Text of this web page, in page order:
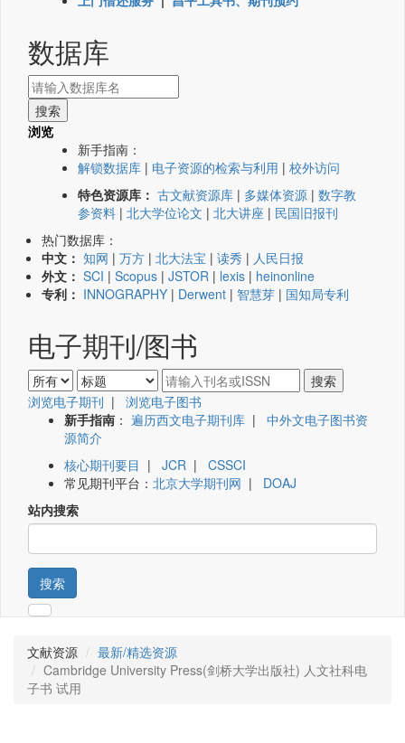
数据库
浏览
新手指南：
解锁数据库 | 电子资源的检索与利用 | 校外访问
特色资源库： 古文献资源库 | 多媒体资源 | 数字教
参资料 | 北大学位论文 | 北大讲座 | 民国旧报刊
热门数据库：
中文： 知网 | 万方 | 北大法宝 | 读秀 | 人民日报
外文： SCI | Scopus | JSTOR | lexis | heinonline
专利： INNOGRAPHY | Derwent | 智慧芽 | 国知局专利
电子期刊/图书
浏览电子期刊 | 浏览电子图书
新手指南 ： 遍历西文电子期刊库 | 中外文电子图书资
源简介
核心期刊要目 | JCR | CSSCI
常见期刊平台： 北京大学期刊网 | DOAJ
站内搜索
搜索
文献资源
最新/精选资源
Cambridge University Press(剑桥大学出版社) 人文社科电
子书 试用